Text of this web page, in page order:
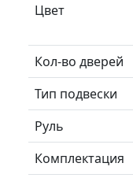
Цвет
Кол-во дверей
Тип подвески
Руль
Комплектация